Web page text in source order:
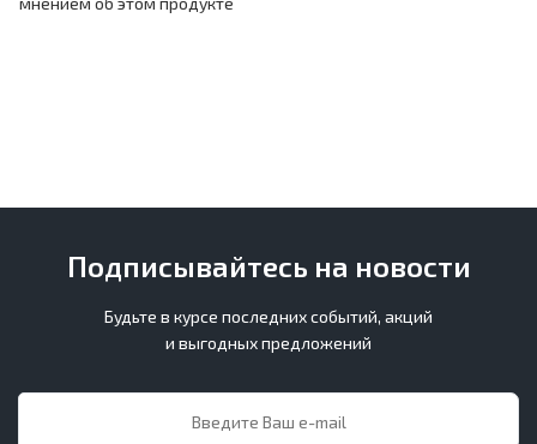
Подписывайтесь на новости
Будьте в курсе последних событий, акций
и выгодных предложений